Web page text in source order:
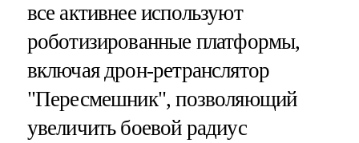
все активнее используют
роботизированные платформы,
включая дрон-ретранслятор
"Пересмешник", позволяющий
увеличить боевой радиус